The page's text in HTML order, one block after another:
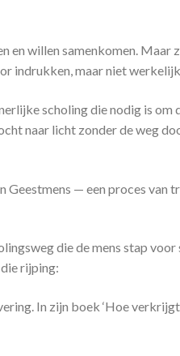
en willen samenkomen.
indrukken, maar niet
scholing die nodig is om
naar licht zonder de weg
Geestmens — een proces van
die de mens stap
rijping:
In zijn boek ‘Hoe